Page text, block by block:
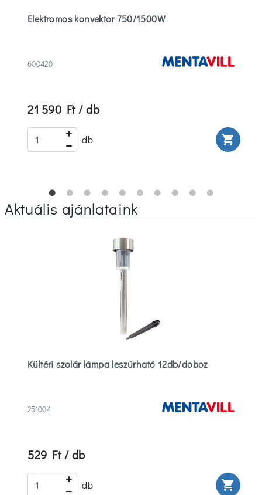
Elektromos konvektor 750/1500W
600420
21 590 Ft / db
db shopping_cart
Aktuális ajánlataink
Kültéri szolár lámpa leszúrható 12db/doboz
251004
529 Ft / db
db shopping_cart